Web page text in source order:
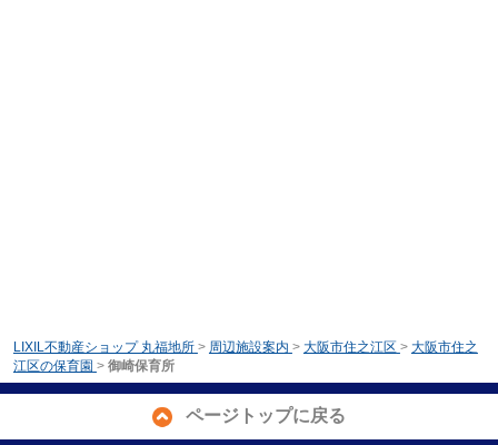
LIXIL不動産ショップ 丸福地所 > 周辺施設案内 > 大阪市住之江区 > 大阪市住之
江区の保育園 > 御崎保育所
ページトップに戻る